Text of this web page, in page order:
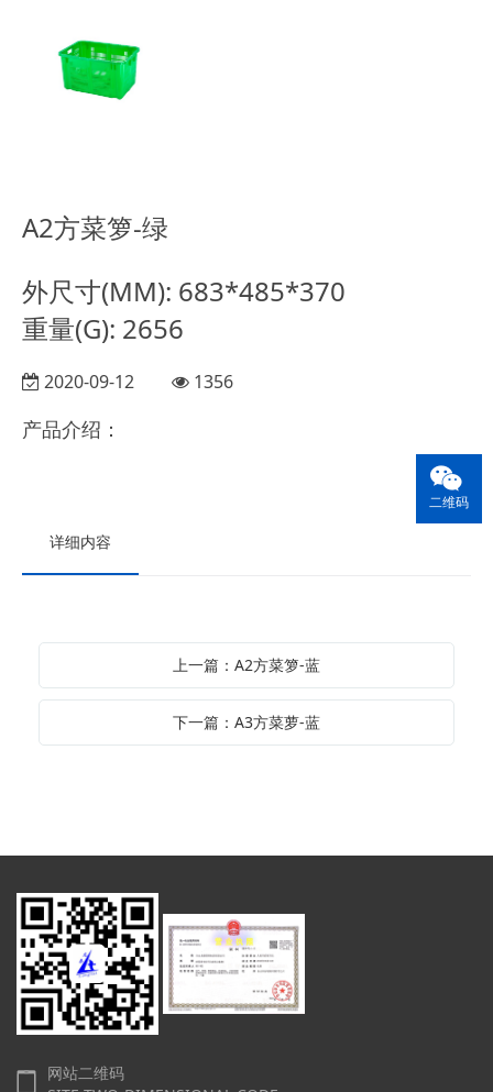
A2方菜箩-绿
外尺寸(MM): 683*485*370
重量(G): 2656
2020-09-12 1356
产品介绍：
详细内容
上一篇：A2方菜箩-蓝
下一篇：A3方菜萝-蓝
网站二维码
二维码